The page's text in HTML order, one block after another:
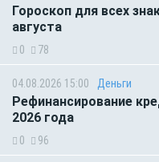
Гороскоп для всех
августа
0 78
04.08.2026 15:00 Деньги
Рефинансирование
2026 года
0 96